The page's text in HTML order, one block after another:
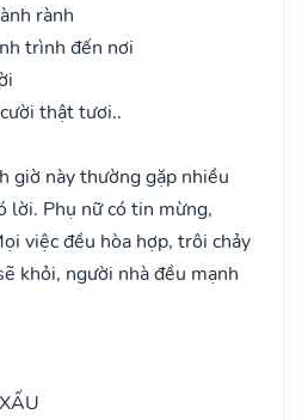
rành
trình đến nơi
thật tươi..
giờ này thường gặp nhiều
lời. Phụ nữ có tin mừng,
việc đều hòa hợp, trôi chảy
khỏi, người nhà đều mạnh
XẤU